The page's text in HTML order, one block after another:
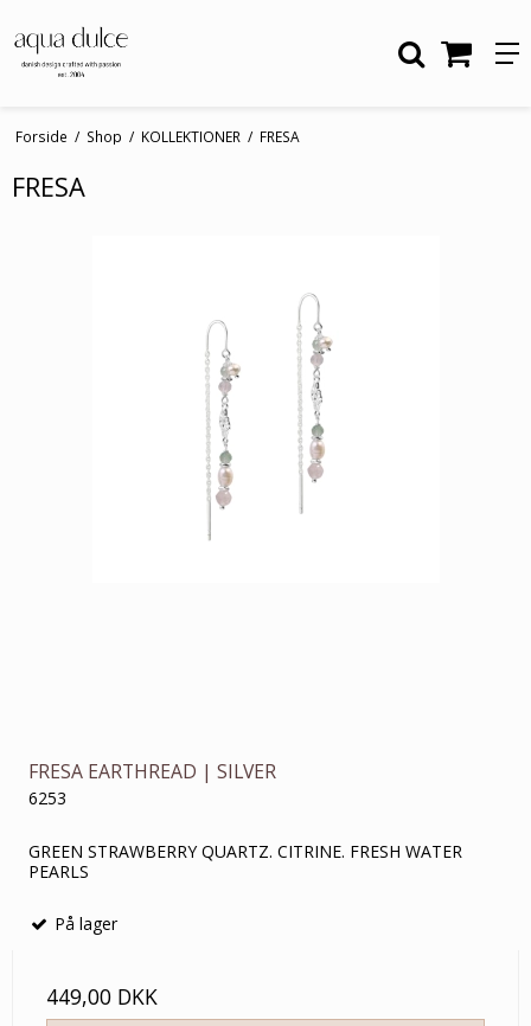
Forside / Shop / KOLLEKTIONER / FRESA
FRESA
FRESA EARTHREAD | SILVER
6253
GREEN STRAWBERRY QUARTZ. CITRINE. FRESH WATER
PEARLS
På lager
449,00 DKK